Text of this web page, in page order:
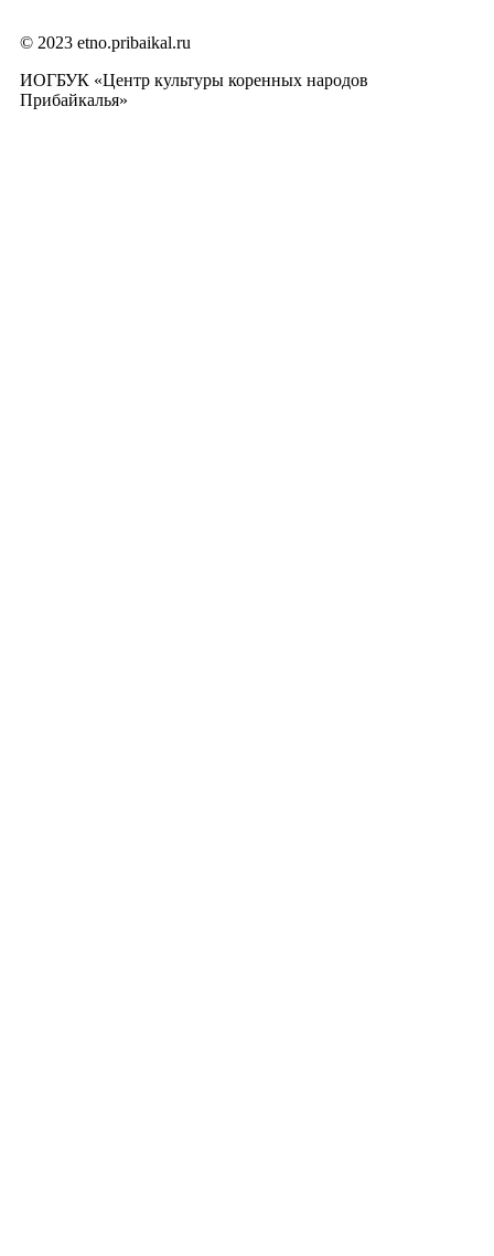
© 2023 etno.pribaikal.ru
ИОГБУК «Центр культуры коренных народов
Прибайкалья»